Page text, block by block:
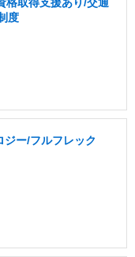
度
ー/フルフレック